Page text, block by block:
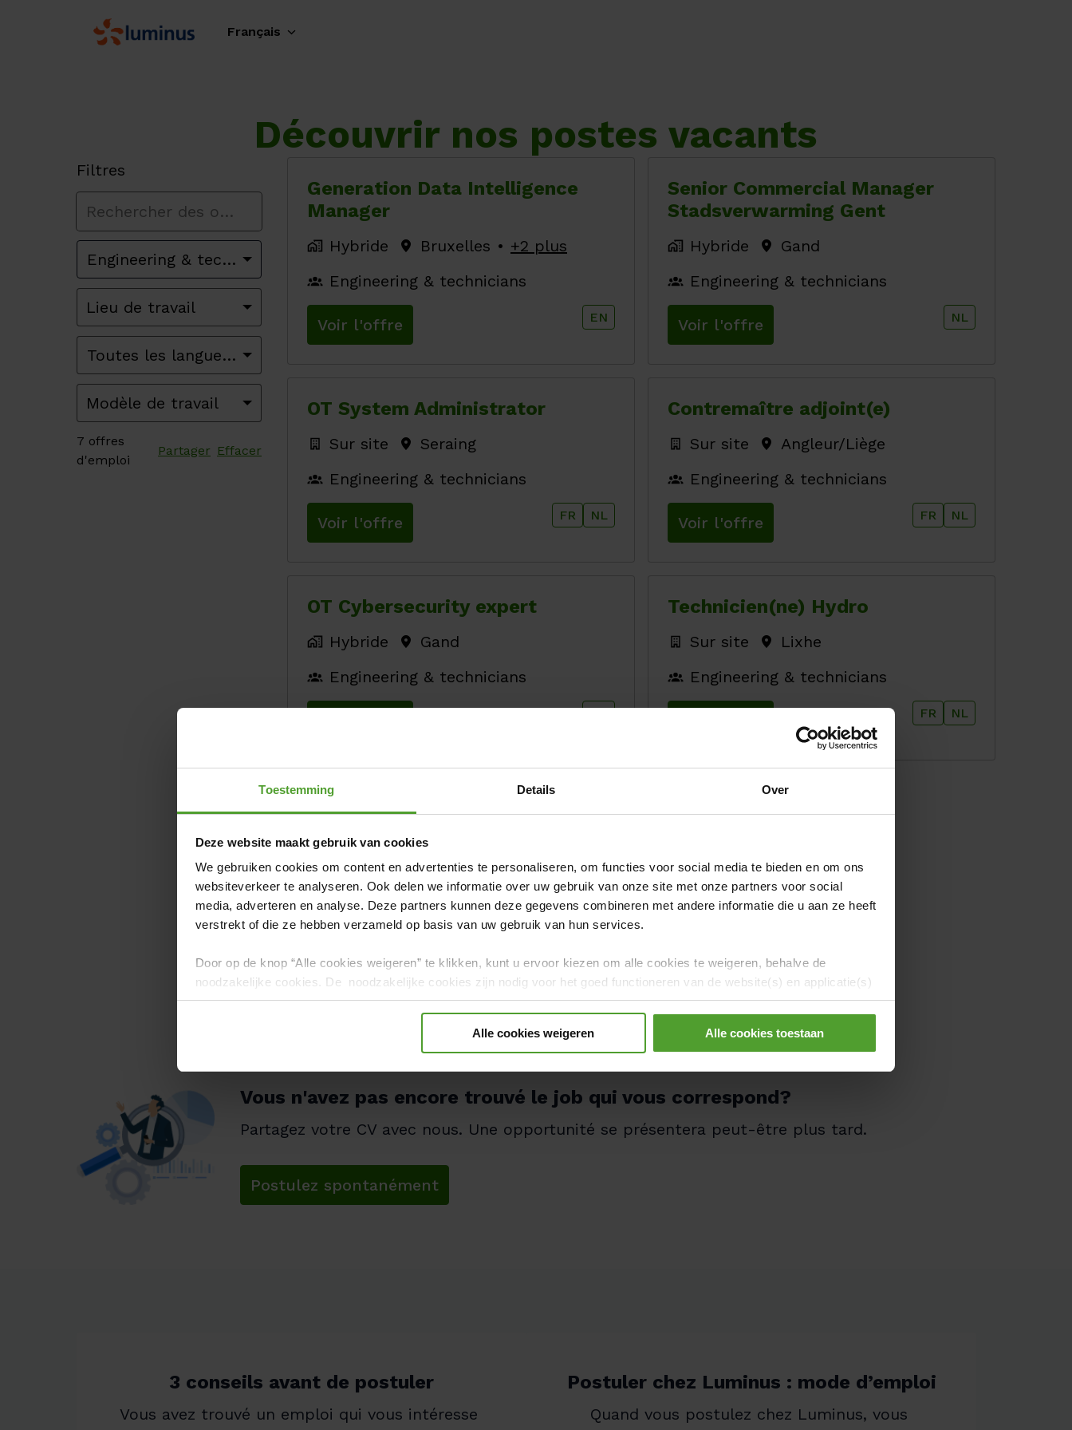
Toestemming Details Over
Deze website maakt gebruik van cookies
We gebruiken cookies om content en advertenties te personaliseren, om functies voor social media te bieden en om ons
websiteverkeer te analyseren. Ook delen we informatie over uw gebruik van onze site met onze partners voor social
media, adverteren en analyse. Deze partners kunnen deze gegevens combineren met andere informatie die u aan ze heeft
verstrekt of die ze hebben verzameld op basis van uw gebruik van hun services.
Door op de knop “Alle cookies weigeren” te klikken, kunt u ervoor kiezen om alle cookies te weigeren, behalve de
noodzakelijke cookies. De noodzakelijke cookies zijn nodig voor het goed functioneren van de website(s) en applicatie(s)
en kunnen niet worden geweigerd.
Alle cookies weigeren Alle cookies toestaan
Page d'accueil
Français
Découvrir nos postes vacants
Filtres
Engineering & technicians
Lieu de travail
Toutes les langues des offres d’emploi
Modèle de travail
7 offres
d'emploi
Partager Effacer
Generation Data Intelligence
Manager
Hybride Bruxelles • +2 plus
Engineering & technicians
Voir l'offre EN
Senior Commercial Manager
Stadsverwarming Gent
Hybride
Gand
Engineering & technicians
Voir l'offre NL
OT System Administrator
Sur site
Seraing
Engineering & technicians
Voir l'offre FR NL
Contremaître adjoint(e)
Sur site
Angleur/Liège
Engineering & technicians
Voir l'offre FR NL
OT Cybersecurity expert
Hybride
Gand
Engineering & technicians
EN
Technicien(ne) Hydro
Sur site
Lixhe
Engineering & technicians
FR NL
Sur site
Gand
Engineering & technicians
Voir l'offre NL FR
Vous n'avez pas encore trouvé le job qui vous correspond?
Partagez votre CV avec nous. Une opportunité se présentera peut-être plus tard.
Postulez spontanément
3 conseils avant de postuler
Vous avez trouvé un emploi qui vous intéresse
Postuler chez Luminus : mode d’emploi
Quand vous postulez chez Luminus, vous